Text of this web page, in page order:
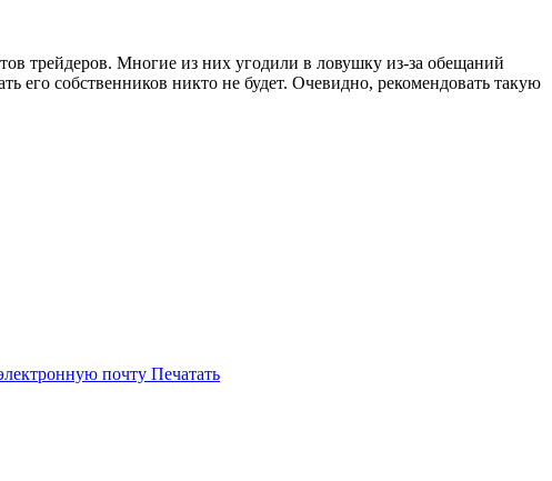
трейдеров. Многие из них угодили в ловушку из-за обещаний
его собственников никто не будет. Очевидно, рекомендовать такую
почту Печатать